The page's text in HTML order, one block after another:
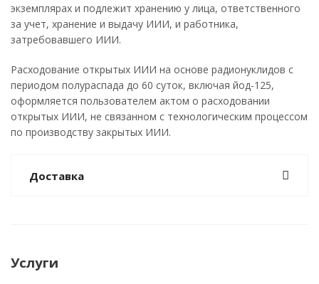
экземплярах и подлежит хранению у лица, ответственного
за учет, хранение и выдачу ИИИ, и работника,
затребовавшего ИИИ.
Расходование открытых ИИИ на основе радионуклидов с
периодом полураспада до 60 суток, включая йод-125,
оформляется пользователем актом о расходовании
открытых ИИИ, не связанном с технологическим процессом
по производству закрытых ИИИ.
Доставка
Услуги